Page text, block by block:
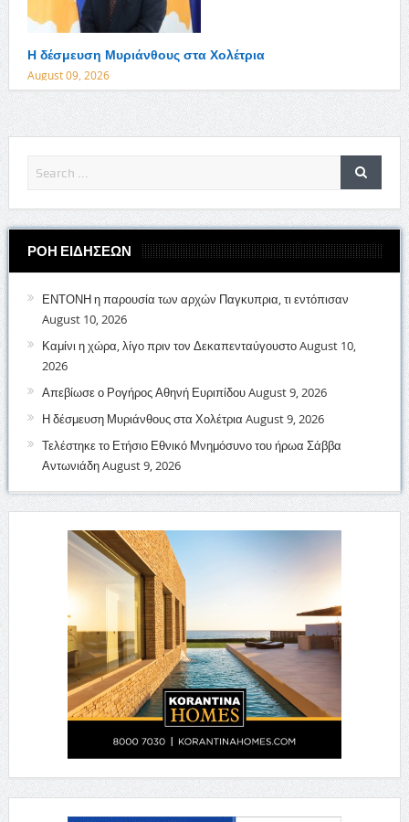
Η δέσμευση Μυριάνθους στα Χολέτρια
August 09, 2026
ΡΟΗ ΕΙΔΗΣΕΩΝ
ΕΝΤΟΝΗ η παρουσία των αρχών Παγκυπρια, τι εντόπισαν
August 10, 2026
Καμίνι η χώρα, λίγο πριν τον ΔεκαπενταύγουστοAugust 10,
2026
Απεβίωσε ο Ρογήρος Αθηνή ΕυριπίδουAugust 9, 2026
Η δέσμευση Μυριάνθους στα Χολέτρια August 9, 2026
Τελέστηκε το Ετήσιο Εθνικό Μνημόσυνο του ήρωα Σάββα
ΑντωνιάδηAugust 9, 2026